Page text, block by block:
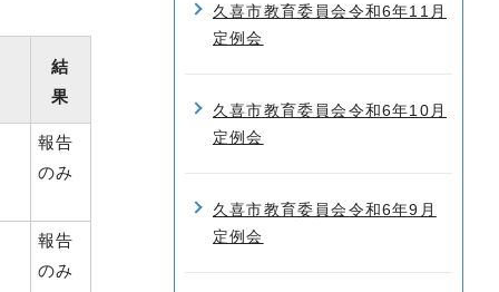
結
果
報告
のみ
報告
のみ
久喜市教育委員会令和6年11月
定例会
久喜市教育委員会令和6年10月
定例会
久喜市教育委員会令和6年9月
定例会